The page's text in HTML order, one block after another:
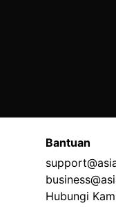
Bantuan
Hubungi